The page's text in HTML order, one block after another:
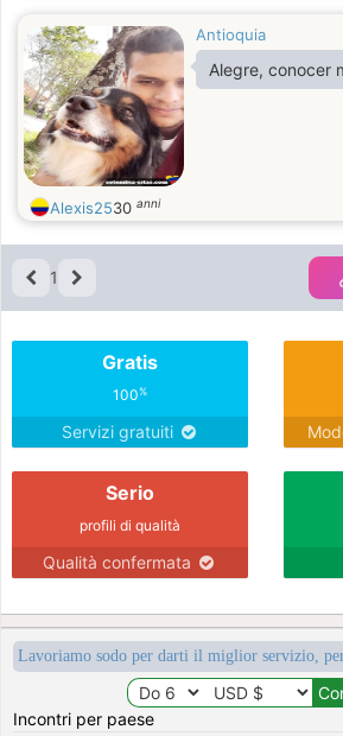
Antioquia
Alegre, conocer
Alexis2530 anni
1
Gratis
100%
Servizi gratuiti
Serio
profili di qualità
Qualità confermata
Lavoriamo sodo per darti il miglior servizio,
Incontri per paese